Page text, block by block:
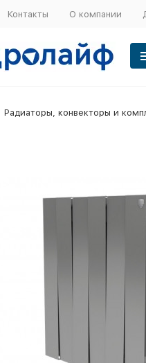
Контакты О компании
Радиаторы, конвекторы и